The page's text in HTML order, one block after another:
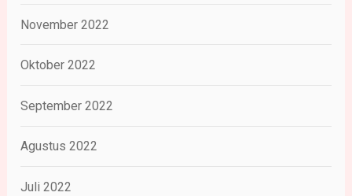
November 2022
Oktober 2022
September 2022
Agustus 2022
Juli 2022